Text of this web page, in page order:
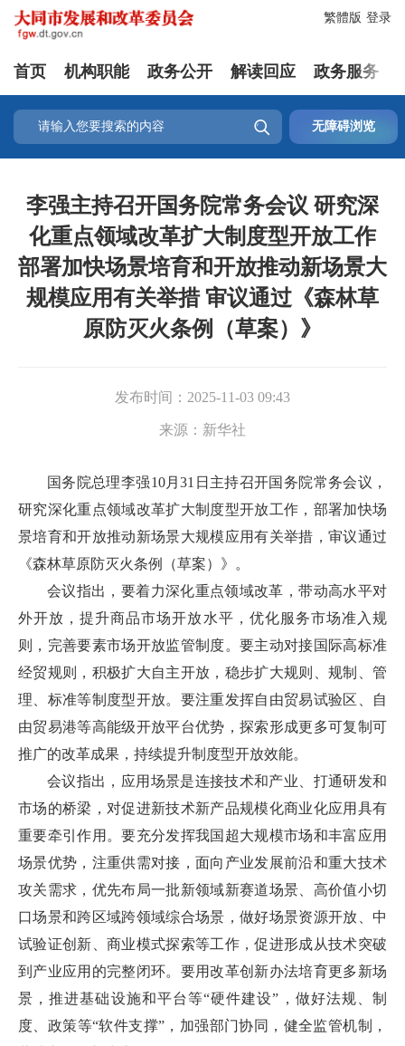
登录
繁體版
首页 机构职能 政务公开 解读回应 政务服务
 无障碍浏览
李强主持召开国务院常务会议 研究深
化重点领域改革扩大制度型开放工作
部署加快场景培育和开放推动新场景大
规模应用有关举措 审议通过《森林草
原防灭火条例（草案）》
发布时间： 2025-11-03 09:43
来源： 新华社
国务院总理李强10月31日主持召开国务院常务会议，
研究深化重点领域改革扩大制度型开放工作，部署加快场
景培育和开放推动新场景大规模应用有关举措，审议通过
《森林草原防灭火条例（草案）》。
会议指出，要着力深化重点领域改革，带动高水平对
外开放，提升商品市场开放水平，优化服务市场准入规
则，完善要素市场开放监管制度。要主动对接国际高标准
经贸规则，积极扩大自主开放，稳步扩大规则、规制、管
理、标准等制度型开放。要注重发挥自由贸易试验区、自
由贸易港等高能级开放平台优势，探索形成更多可复制可
推广的改革成果，持续提升制度型开放效能。
会议指出，应用场景是连接技术和产业、打通研发和
市场的桥梁，对促进新技术新产品规模化商业化应用具有
重要牵引作用。要充分发挥我国超大规模市场和丰富应用
场景优势，注重供需对接，面向产业发展前沿和重大技术
攻关需求，优先布局一批新领域新赛道场景、高价值小切
口场景和跨区域跨领域综合场景，做好场景资源开放、中
试验证创新、商业模式探索等工作，促进形成从技术突破
到产业应用的完整闭环。要用改革创新办法培育更多新场
景，推进基础设施和平台等“硬件建设”，做好法规、制
度、政策等“软件支撑”，加强部门协同，健全监管机制，